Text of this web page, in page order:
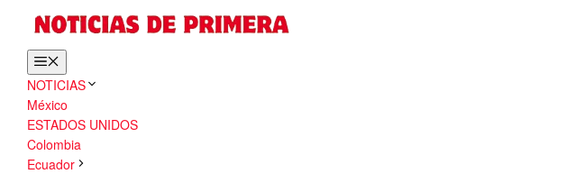
NOTICIAS
México
ESTADOS UNIDOS
Colombia
Ecuador